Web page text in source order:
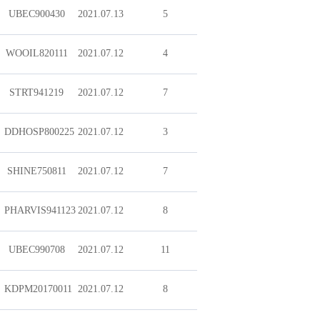
UBEC900430 2021.07.13 5
WOOIL820111 2021.07.12 4
STRT941219 2021.07.12 7
DDHOSP800225 2021.07.12 3
SHINE750811 2021.07.12 7
PHARVIS941123 2021.07.12 8
UBEC990708 2021.07.12 11
KDPM20170011 2021.07.12 8